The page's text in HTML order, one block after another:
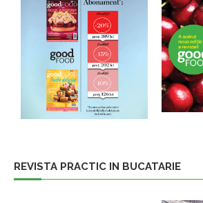
REVISTA PRACTIC IN BUCATARIE